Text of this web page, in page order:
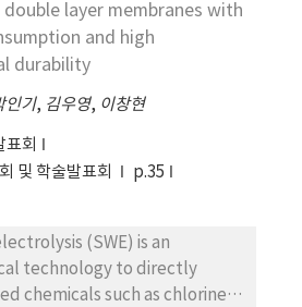
layer membranes with
and high
durability
인기, 김우영, 이창현
표회
및 학술발표회
p.35
(SWE) is an
technology to directly
chemicals such as chlorine